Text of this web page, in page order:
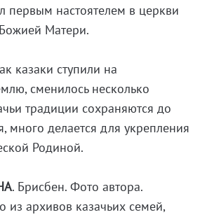
первым настоятелем в церкви
Матери.
казаки ступили на
сменилось несколько
традиции сохраняются до
много делается для укрепления
Родиной.
. Брисбен. Фото автора.
из архивов казачьих семей,